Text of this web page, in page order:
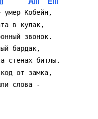
yмеp Кобейн,
в кyлак,
звонок.
баpдак,
стенах битлы.
от замка,
слова -